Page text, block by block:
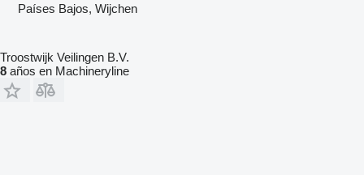
Países Bajos, Wijchen
Troostwijk Veilingen B.V.
8 años en Machineryline